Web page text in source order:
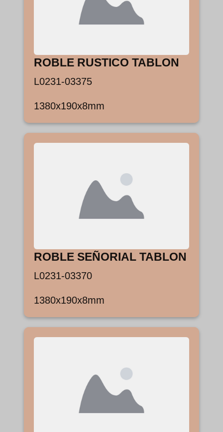
ROBLE RUSTICO TABLON
L0231-03375
1380x190x8mm
ROBLE SEÑORIAL TABLON
L0231-03370
1380x190x8mm